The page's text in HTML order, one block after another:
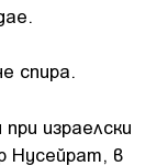
спира.
израелски
Нусейрат, в